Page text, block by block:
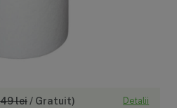
49 lei/ Gratuit) Detalii